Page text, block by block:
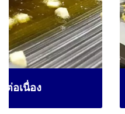
เครื่องอบแห้งอุต